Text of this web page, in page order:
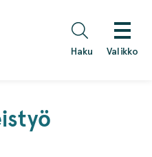
Haku Valikko